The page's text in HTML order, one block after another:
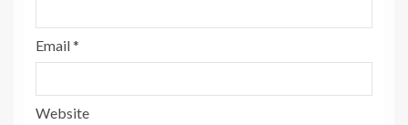
Email*
Website